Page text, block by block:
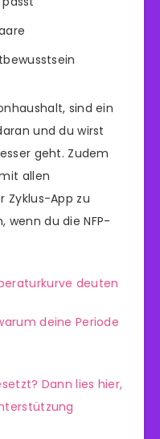
sind ein
und du wirst
geht. Zudem
allen
Zyklus-App zu
wenn du die NFP-
deuten
deine Periode
Dann lies hier,